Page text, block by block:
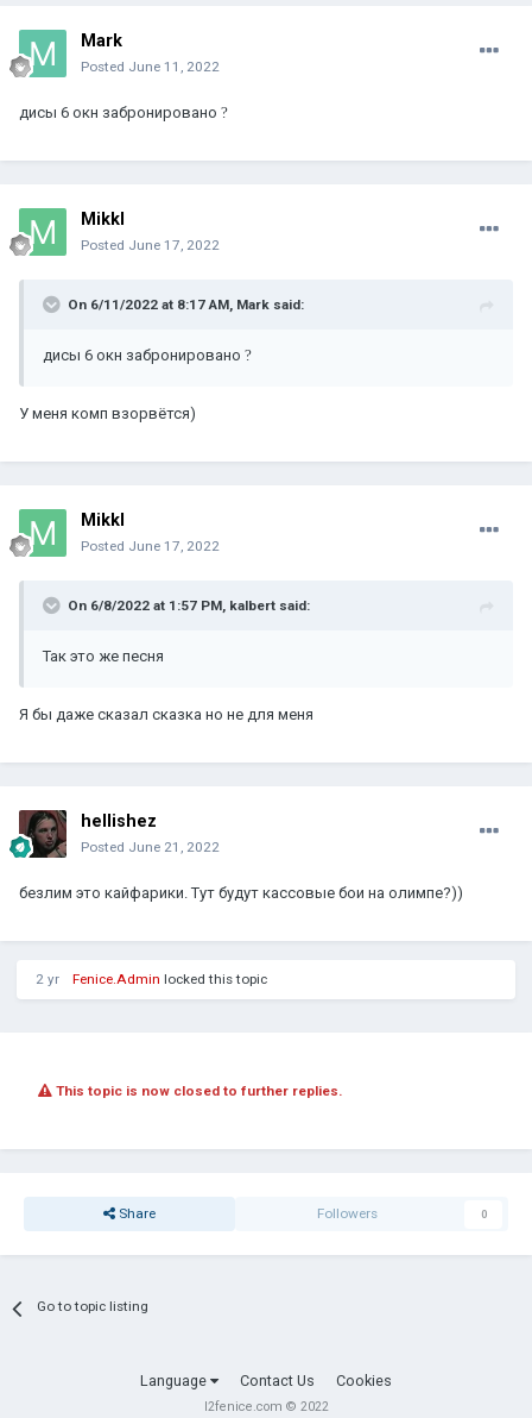
Mark
Posted June 11, 2022
дисы 6 окн забронировано ?
MikkI
Posted June 17, 2022
On 6/11/2022 at 8:17 AM, Mark said:
дисы 6 окн забронировано ?
У меня комп взорвётся)
MikkI
Posted June 17, 2022
On 6/8/2022 at 1:57 PM, kalbert said:
Так это же песня
Я бы даже сказал сказка но не для меня
hellishez
Posted June 21, 2022
безлим это кайфарики. Тут будут кассовые бои на олимпе?))
2 yr Fenice.Admin locked this topic
This topic is now closed to further replies.
Share Followers 0
Go to topic listing
Language Contact Us Cookies
l2fenice.com © 2022